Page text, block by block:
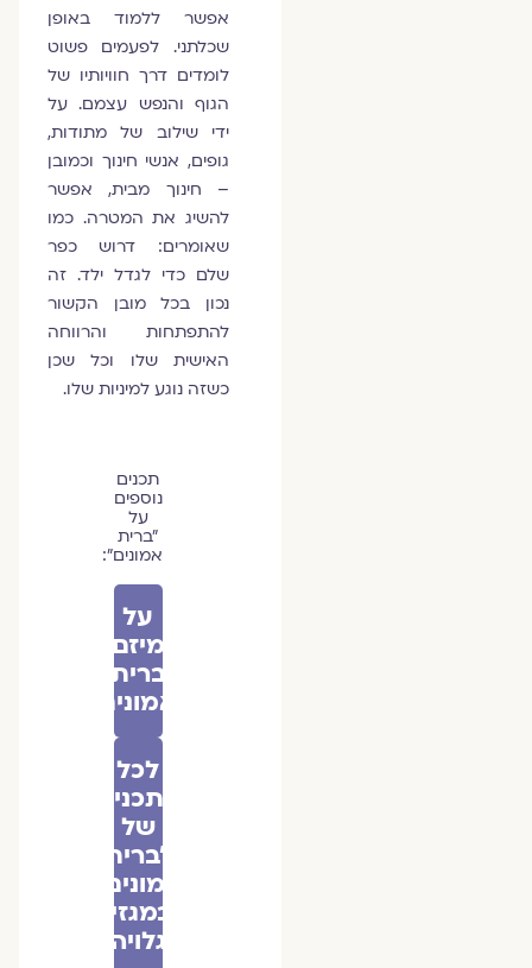
אפשר ללמוד באופן
שכלתני. לפעמים פשוט
לומדים דרך חוויותיו של
הגוף והנפש עצמם. על
ידי שילוב של מתודות,
גופים, אנשי חינוך וכמובן
– חינוך מבית, אפשר
להשיג את המטרה. כמו
שאומרים: דרוש כפר
שלם כדי לגדל ילד. זה
נכון בכל מובן הקשור
להתפתחות והרווחה
האישית שלו וכל שכן
כשזה נוגע למיניות שלו.
תכנים
נוספים
על
״ברית
אמונים״:
על
מיזם
ברית
אמונים
לכל
התכנים
של
״ברית
אמונים״
במגזין
גלויה